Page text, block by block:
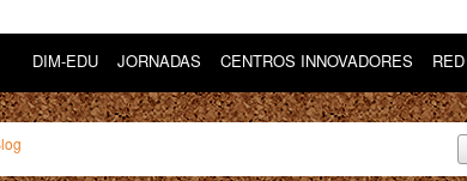
DIM-EDU JORNADAS CENTROS INNOVADORES